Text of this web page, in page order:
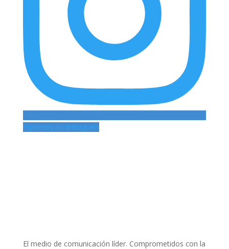
Siguenos en Instagram
El medio de comunicación líder. Comprometidos con la